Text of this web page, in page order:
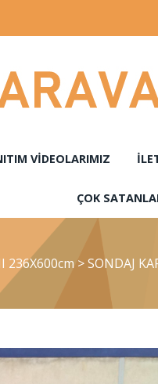
VIDEOLARIMIZ
ÇOK
236X600cm >SONDAJ